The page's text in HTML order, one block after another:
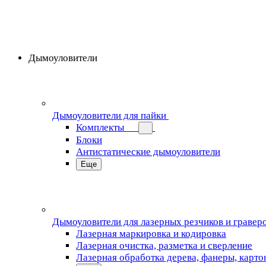
Дымоуловители
Дымоуловители для пайки
Комплекты
Блоки
Антистатические дымоуловители
Еще
Дымоуловители для лазерных резчиков и
Лазерная маркировка и кодировка
Лазерная очистка, разметка и сверление
Лазерная обработка дерева, фанеры,